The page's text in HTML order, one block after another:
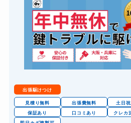
スーツケースカギ開け
金庫カギ開け
金庫カギ交換
ロッカーカギ開け
ドアノブカギ開け
ドアノブカギ作成
ドアノブカギ交換
出張駆けつけ
見積り無料 出張費無料 土日
保証あり
口コミあり クレカ